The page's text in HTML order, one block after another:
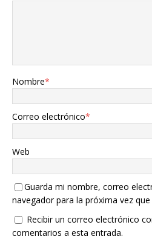
Nombre*
Correo electrónico*
Web
Guarda mi nombre, correo
navegador para la próxima vez
Recibir un correo electrónico
comentarios a esta entrada.